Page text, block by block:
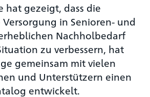
hat gezeigt, dass die
in Senioren- und
Nachholbedarf
zu verbessern, hat
gemeinsam mit vielen
und Unterstützern einen
entwickelt.